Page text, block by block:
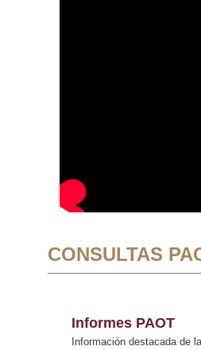
CONSULTAS
Informes PAOT
Información destacada de